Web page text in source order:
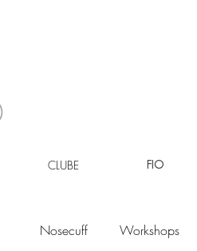
CLUBE FIO
Nosecuff Workshops